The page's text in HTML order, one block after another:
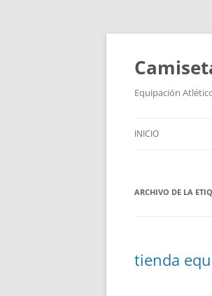
Equipación
INICIO
ARCHIVO DE LA
tienda